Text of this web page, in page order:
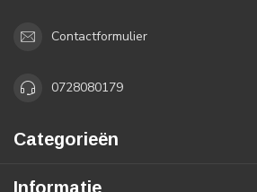
Contactformulier
0728080179
Categorieën
Informatie